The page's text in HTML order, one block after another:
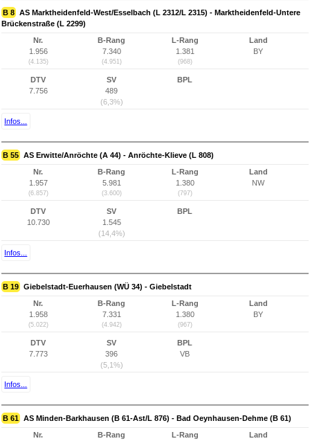
B 8 AS Marktheidenfeld-West/Esselbach (L 2312/L 2315) - Marktheidenfeld-Untere
Brückenstraße (L 2299)
Nr.
1.956
(4.135)
B-Rang
7.340
(4.951)
L-Rang
1.381
(968)
Land
BY
DTV
7.756
SV
489
(6,3%)
BPL
Infos...
B 55 AS Erwitte/Anröchte (A 44) - Anröchte-Klieve (L 808)
Nr.
1.957
(6.857)
B-Rang
5.981
(3.600)
L-Rang
1.380
(797)
Land
NW
DTV
10.730
SV
1.545
(14,4%)
BPL
Infos...
B 19 Giebelstadt-Euerhausen (WÜ 34) - Giebelstadt
Nr.
1.958
(5.022)
B-Rang
7.331
(4.942)
L-Rang
1.380
(967)
Land
BY
DTV
7.773
SV
396
(5,1%)
BPL
VB
Infos...
B 61 AS Minden-Barkhausen (B 61-Ast/L 876) - Bad Oeynhausen-Dehme (B 61)
Nr.
B-Rang
L-Rang
Land